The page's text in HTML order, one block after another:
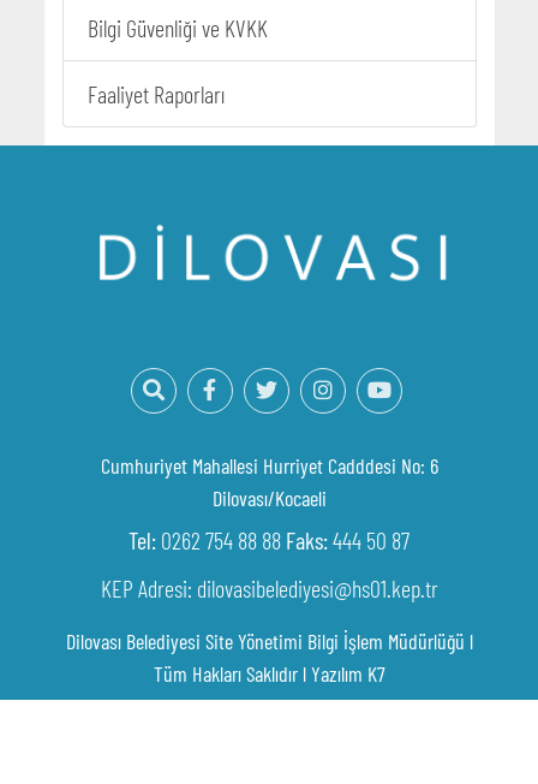
Bilgi Güvenliği ve KVKK
Faaliyet Raporları
Cumhuriyet Mahallesi Hurriyet Cadddesi No: 6
Dilovası/Kocaeli
Tel: 0262 754 88 88 Faks:444 50 87
KEP Adresi: dilovasibelediyesi@hs01.kep.tr
Dilovası Belediyesi Site Yönetimi Bilgi İşlem Müdürlüğü l
Tüm Hakları Saklıdır lYazılım K7